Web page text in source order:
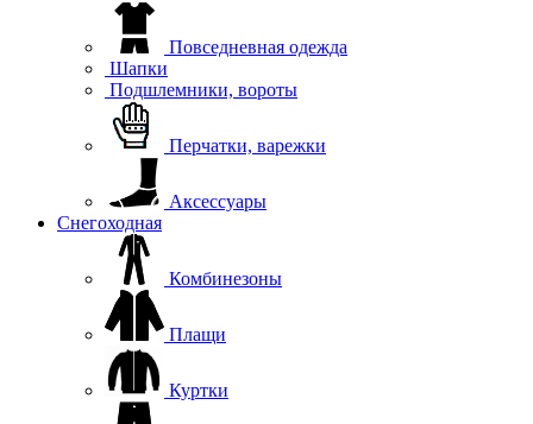
Повседневная одежда
Шапки
Подшлемники, вороты
Перчатки, варежки
Аксессуары
Снегоходная
Комбинезоны
Плащи
Куртки